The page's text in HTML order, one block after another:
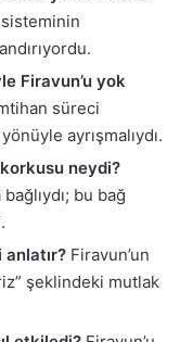
Firavun’u yok
süreci
ayrışmalıydı.
korkusu neydi?
bu bağ
Firavun’un
şeklindeki mutlak